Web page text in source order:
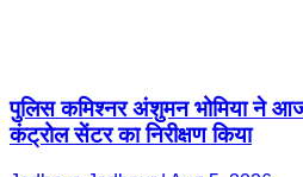
पुलिस कमिश्नर अंशुमन भोमिया ने
कंट्रोल सेंटर का निरीक्षण किया